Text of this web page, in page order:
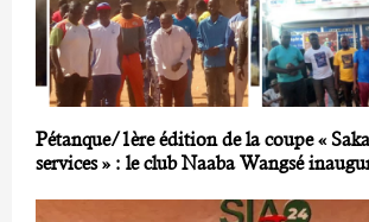
Pétanque/1ère édition de la coupe «
services » : le club Naaba Wangsé